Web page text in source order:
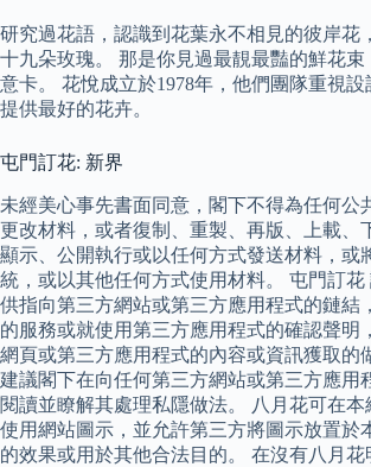
研究過花語，認識到花葉永不相見的彼岸花
十九朵玫瑰。 那是你見過最靚最豔的鮮花
意卡。 花悅成立於1978年，他們團隊重視
提供最好的花卉。
屯門訂花: 新界
未經美心事先書面同意，閣下不得為任何公
更改材料，或者復制、重製、再版、上載、
顯示、公開執行或以任何方式發送材料，或
統，或以其他任何方式使用材料。 屯門訂花
供指向第三方網站或第三方應用程式的鏈結
的服務或就使用第三方應用程式的確認聲明
網頁或第三方應用程式的內容或資訊獲取的
建議閣下在向任何第三方網站或第三方應用
閱讀並瞭解其處理私隱做法。 八月花可在本
使用網站圖示，並允許第三方將圖示放置於
的效果或用於其他合法目的。 在沒有八月